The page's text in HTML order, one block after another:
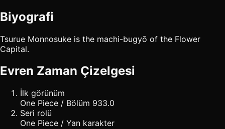
Biyografi
Tsurue Monnosuke is the machi-bugyō of the Flower
Capital.
Evren Zaman Çizelgesi
İlk görünüm
One Piece / Bölüm 933.0
Seri rolü
One Piece / Yan karakter